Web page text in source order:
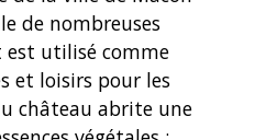
de nombreuses
utilisé comme
et loisirs pour les
château abrite une